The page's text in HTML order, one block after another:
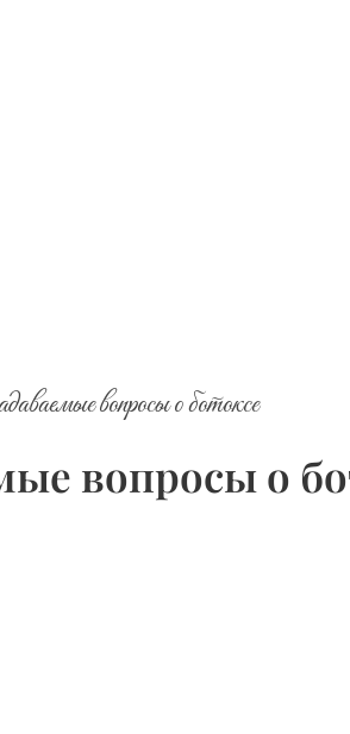
вопросы о ботоксе
вопросы о